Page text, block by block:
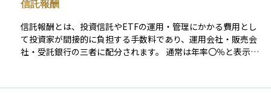
一元化された専門的な投資運用を提供します。 マザーファンド
構造は特に、異なる投資戦略を持つ複数のファンドが同じ資産
クラスに投資する場合に有効で、運用コストの削減や運用の効
率化を図ることができます。また、投資の規模が大きくなるこ
とで、より良い取引条件を得ることが可能になる場合もありま
信託報酬
信託報酬とは、投資信託やETFの運用・管理にかかる費用とし
て投資家が間接的に負担する手数料であり、運用会社・販売会
社・受託銀行の三者に配分されます。 通常は年率〇％と表示さ
で支払う場面はありません。 したがって運用成績がマイナスで